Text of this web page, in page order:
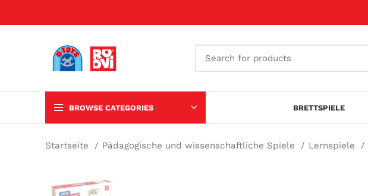
BROWSE CATEGORIES BRETTSPIELE
Startseite Pädagogische und wissenschaftliche Spiele Lernspiele